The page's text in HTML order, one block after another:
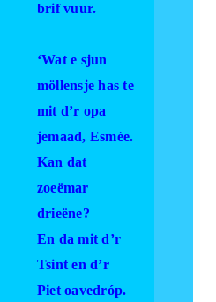
brif vuur.
‘Wat e sjun
möllensje has te
mit d’r opa
jemaad, Esmée.
Kan dat
zoeëmar
drieëne?
En da mit d’r
Tsint en d’r
Piet oavedróp.